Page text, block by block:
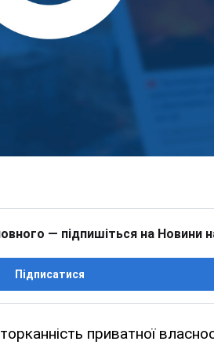
— підпишіться на Новини
Підписатися
приватної